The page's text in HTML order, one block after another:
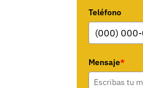
Teléfono
Mensaje*